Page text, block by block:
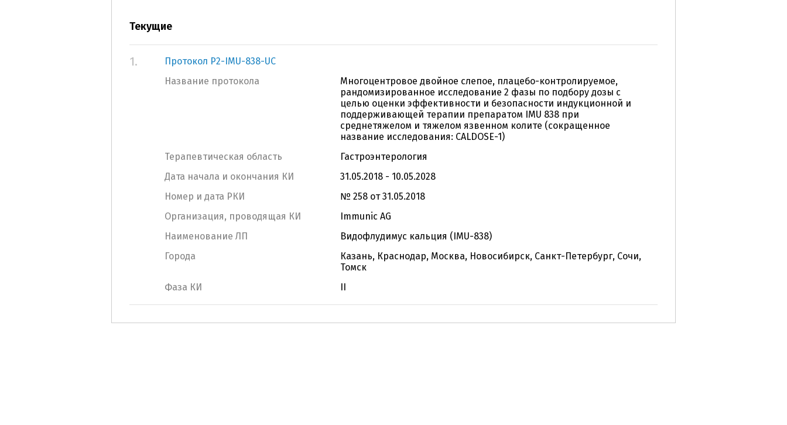
Текущие
1.
Протокол P2-IMU-838-UC
Название протокола
Многоцентровое двойное слепое, плацебо-контролируемое,
рандомизированное исследование 2 фазы по подбору дозы с
целью оценки эффективности и безопасности индукционной и
поддерживающей терапии препаратом IMU 838 при
среднетяжелом и тяжелом язвенном колите (сокращенное
название исследования: CALDOSE-1)
Терапевтическая область
Гастроэнтерология
Дата начала и окончания КИ
31.05.2018 - 10.05.2028
Номер и дата РКИ
№ 258 от 31.05.2018
Организация, проводящая КИ
Immunic AG
Наименование ЛП
Видофлудимус кальция (IMU-838)
Города
Казань, Краснодар, Москва, Новосибирск, Санкт-Петербург, Сочи,
Томск
Фаза КИ
II